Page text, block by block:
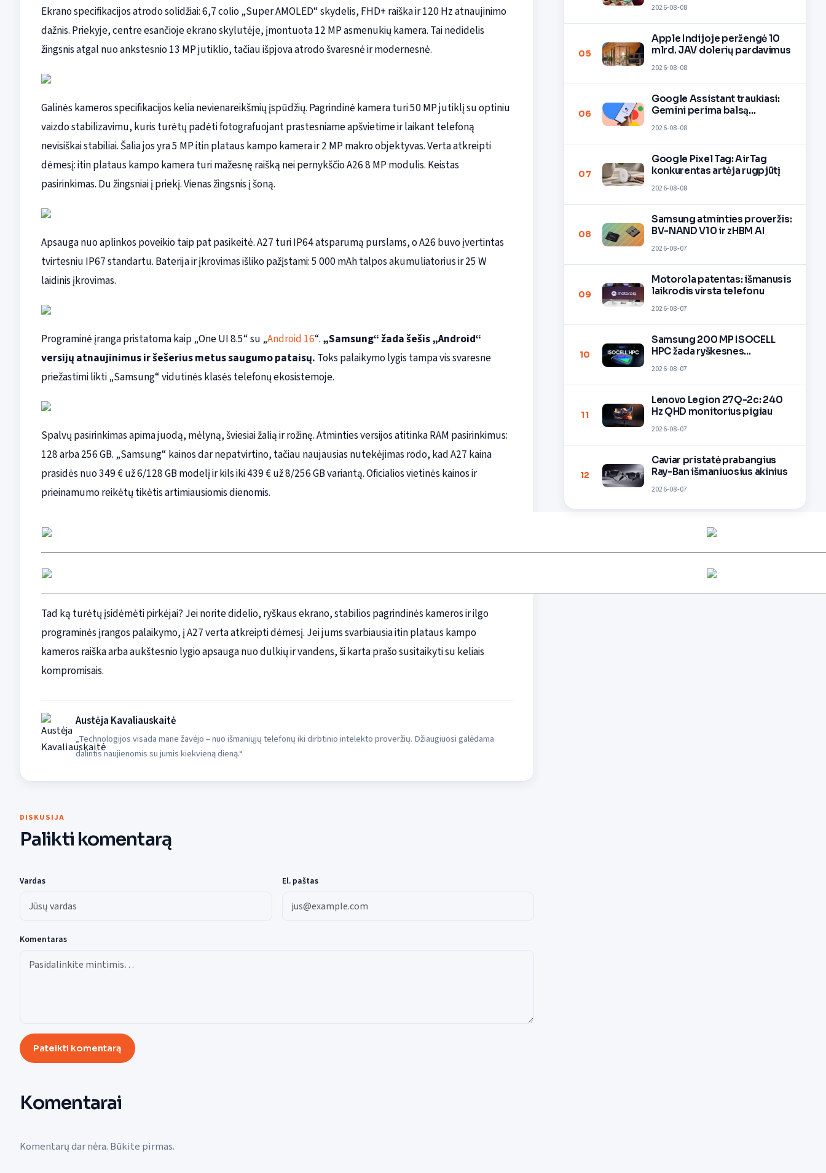
Ekrano specifikacijos atrodo solidžiai: 6,7 colio „Super AMOLED“ skydelis, FHD+ raiška ir 120 Hz atnaujinimo
dažnis. Priekyje, centre esančioje ekrano skylutėje, įmontuota 12 MP asmenukių kamera. Tai nedidelis
žingsnis atgal nuo ankstesnio 13 MP jutiklio, tačiau išpjova atrodo švaresnė ir modernesnė.
Galinės kameros specifikacijos kelia nevienareikšmių įspūdžių. Pagrindinė kamera turi 50 MP jutiklį su optiniu
vaizdo stabilizavimu, kuris turėtų padėti fotografuojant prastesniame apšvietime ir laikant telefoną
nevisiškai stabiliai. Šalia jos yra 5 MP itin plataus kampo kamera ir 2 MP makro objektyvas. Verta atkreipti
dėmesį: itin plataus kampo kamera turi mažesnę raišką nei pernykščio A26 8 MP modulis. Keistas
pasirinkimas. Du žingsniai į priekį. Vienas žingsnis į šoną.
Apsauga nuo aplinkos poveikio taip pat pasikeitė. A27 turi IP64 atsparumą purslams, o A26 buvo įvertintas
tvirtesniu IP67 standartu. Baterija ir įkrovimas išliko pažįstami: 5 000 mAh talpos akumuliatorius ir 25 W
laidinis įkrovimas.
Programinė įranga pristatoma kaip „One UI 8.5“ su „Android 16“. „Samsung“ žada šešis „Android“
versijų atnaujinimus ir šešerius metus saugumo pataisų. Toks palaikymo lygis tampa vis svaresne
priežastimi likti „Samsung“ vidutinės klasės telefonų ekosistemoje.
Spalvų pasirinkimas apima juodą, mėlyną, šviesiai žalią ir rožinę. Atminties versijos atitinka RAM pasirinkimus:
128 arba 256 GB. „Samsung“ kainos dar nepatvirtino, tačiau naujausias nutekėjimas rodo, kad A27 kaina
prasidės nuo 349 € už 6/128 GB modelį ir kils iki 439 € už 8/256 GB variantą. Oficialios vietinės kainos ir
prieinamumo reikėtų tikėtis artimiausiomis dienomis.
Tad ką turėtų įsidėmėti pirkėjai? Jei norite didelio, ryškaus ekrano, stabilios pagrindinės kameros ir ilgo
programinės įrangos palaikymo, į A27 verta atkreipti dėmesį. Jei jums svarbiausia itin plataus kampo
kameros raiška arba aukštesnio lygio apsauga nuo dulkių ir vandens, ši karta prašo susitaikyti su keliais
kompromisais.
Austėja Kavaliauskaitė
„Technologijos visada mane žavėjo – nuo išmaniųjų telefonų iki dirbtinio intelekto proveržių. Džiaugiuosi galėdama
dalintis naujienomis su jumis kiekvieną dieną.“
DISKUSIJA
Palikti komentarą
Vardas El. paštas
Komentaras
Pateikti komentarą
Komentarai
Komentarų dar nėra. Būkite pirmas.
2026-08-08
05
Apple Indijoje peržengė 10
mlrd. JAV dolerių pardavimus
2026-08-08
06
Google Assistant traukiasi:
Gemini perima balsą
2026-08-08
07
Google Pixel Tag: AirTag
konkurentas artėja rugpjūtį
2026-08-08
08
Samsung atminties proveržis:
BV-NAND V10 ir zHBM AI
2026-08-07
09
Motorola patentas: išmanusis
laikrodis virsta telefonu
2026-08-07
10
Samsung 200 MP ISOCELL
HPC žada ryškesnes
2026-08-07
11
Lenovo Legion 27Q-2c: 240
Hz QHD monitorius pigiau
2026-08-07
12
Caviar pristatė prabangius
Ray-Ban išmaniuosius akinius
2026-08-07